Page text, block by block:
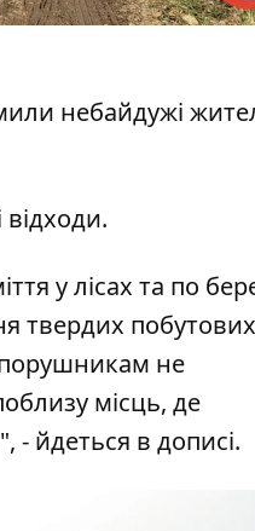
небайдужі
відходи.
у лісах та по
твердих побутових
порушникам не
місць, де
- йдеться в дописі.